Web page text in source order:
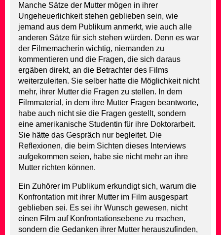
Manche Sätze der Mutter mögen in ihrer
Ungeheuerlichkeit stehen geblieben sein, wie
jemand aus dem Publikum anmerkt, wie auch alle
anderen Sätze für sich stehen würden. Denn es war
der Filmemacherin wichtig, niemanden zu
kommentieren und die Fragen, die sich daraus
ergäben direkt, an die Betrachter des Films
weiterzuleiten. Sie selber hatte die Möglichkeit nicht
mehr, ihrer Mutter die Fragen zu stellen. In dem
Filmmaterial, in dem ihre Mutter Fragen beantworte,
habe auch nicht sie die Fragen gestellt, sondern
eine amerikanische Studentin für ihre Doktorarbeit.
Sie hätte das Gespräch nur begleitet. Die
Reflexionen, die beim Sichten dieses Interviews
aufgekommen seien, habe sie nicht mehr an ihre
Mutter richten können.
Ein Zuhörer im Publikum erkundigt sich, warum die
Konfrontation mit ihrer Mutter im Film ausgespart
geblieben sei. Es sei ihr Wunsch gewesen, nicht
einen Film auf Konfrontationsebene zu machen,
sondern die Gedanken ihrer Mutter herauszufinden,